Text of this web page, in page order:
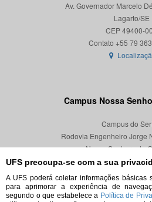
UFS preocupa-se com a sua
A UFS poderá coletar informações básicas
para aprimorar a experiência de
segundo o que estabelece a Política de
Av. Governador Marcelo
Lagarto/SE
CEP 49400-
Campus Nossa
Campus do
Rodovia Engenheiro Jorge
Nossa Senhora da
CEP 49680-